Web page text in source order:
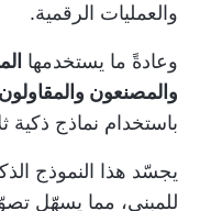
والعمليات الرقمية.
وعادةً ما يستخدمها
والمصنعون
باستخدام نماذج ذكية
يجسّد هذا النموذج
للمبنى، مما يسهّل